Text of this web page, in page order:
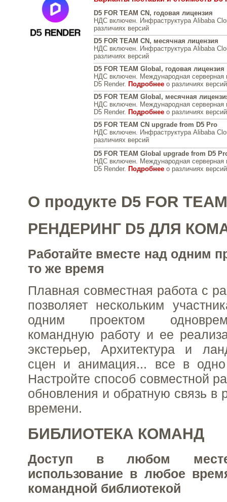
D5 FOR TEAM CN, годовая лицензия
НДС включен. Инфраструктура Alibaba
различиях версий
D5 FOR TEAM CN, месячная лицензия
НДС включен. Инфраструктура Alibaba
различиях версий
D5 FOR TEAM Global, годовая лицензия
НДС включен. Международная серверная
D5 Render. Подробнее о различиях версий
D5 FOR TEAM Global, месячная
НДС включен. Международная серверная
D5 Render. Подробнее о различиях версий
D5 FOR TEAM CN upgrade from D5 Pro
НДС включен. Инфраструктура Alibaba
различиях версий
D5 FOR TEAM Global upgrade from D5
НДС включен. Международная серверная
D5 Render. Подробнее о различиях версий
О продукте D5 FOR TEAM
РЕНДЕРИНГ D5 ДЛЯ
Работайте вместе над одним
то же время
Плавная совместная работа с
позволяет нескольким
одним проектом
командную работу и ее
экстерьер, Архитектура и
сцен и анимация... все в
Настройте способ совместной
обновления и обратную связь в
времени.
БИБЛИОТЕКА КОМАНД
Доступ в любом
использование в любое
командной библиотекой